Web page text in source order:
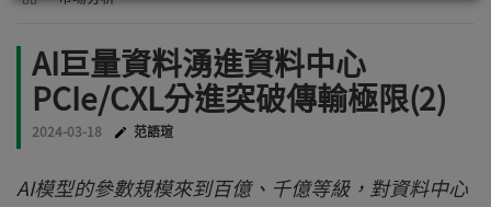
AI巨量資料湧進資料中心
PCIe/CXL分進突破傳輸極限(2)
2024-03-18 范語瑄
AI模型的參數規模來到百億、千億等級，對資料中心
您
E-
mail